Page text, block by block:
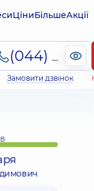
ЦіниБільшеАкції
(044) 495-2-888
Замовити дзвінок